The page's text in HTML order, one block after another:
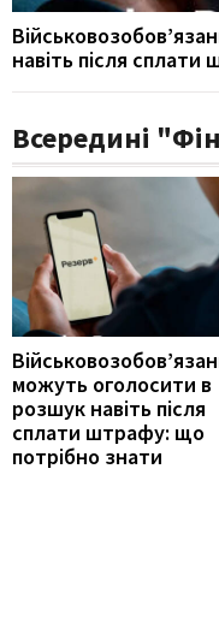
навіть після
Всередині
можуть оголосити в
розшук навіть після
сплати штрафу: що
потрібно знати